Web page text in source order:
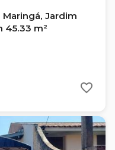
Jardim
45.33 m²